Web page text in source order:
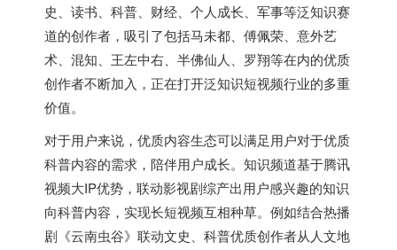
史、读书、科普、财经、个人成长、军事等泛知识赛
道的创作者，吸引了包括马未都、傅佩荣、意外艺
术、混知、王左中右、半佛仙人、罗翔等在内的优质
创作者不断加入，正在打开泛知识短视频行业的多重
价值。
对于用户来说，优质内容生态可以满足用户对于优质
科普内容的需求，陪伴用户成长。知识频道基于腾讯
视频大IP优势，联动影视剧综产出用户感兴趣的知识
向科普内容，实现长短视频互相种草。例如结合热播
剧《云南虫谷》联动文史、科普优质创作者从人文地